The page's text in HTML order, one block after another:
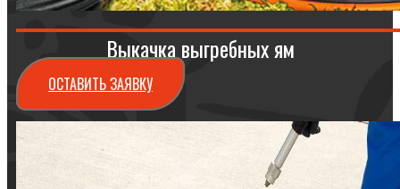
Выкачка выгребных ям
ОСТАВИТЬ ЗАЯВКУ